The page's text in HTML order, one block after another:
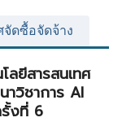
จัดซื้อจัดจ้าง
ลยีสารสนเทศ
าวิชาการ Al
งที่ 6